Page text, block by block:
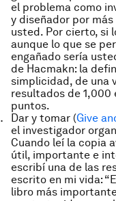
el problema como
y diseñador por
usted. Por cierto, si
aunque lo que se
engañado sería
de Hacmakn: la
simplicidad, de una
resultados de 1,000
puntos.
Dar y tomar (Give
el investigador
Cuando leí la copia
útil, importante e
escribí una de las
escrito en mi vida:
libro más